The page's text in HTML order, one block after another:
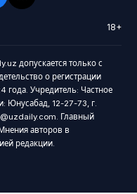
18+
допускается только с
о регистрации
Учредитель: Частное
Юнусабад, 12-27-73, г.
Главный
авторов в
редакции.